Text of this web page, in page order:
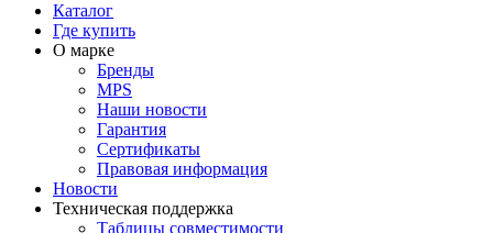
Каталог
Где купить
О марке
Бренды
MPS
Наши новости
Гарантия
Сертификаты
Правовая информация
Новости
Техническая поддержка
Таблицы совместимости